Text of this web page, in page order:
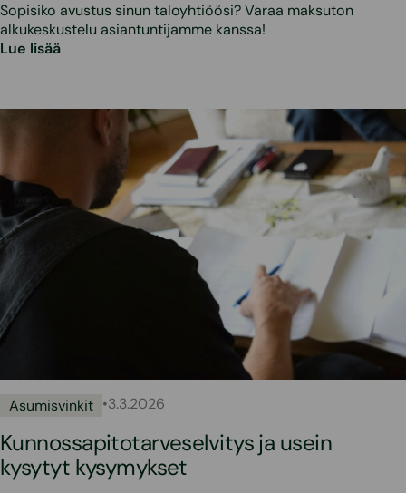
Sopisiko avustus sinun taloyhtiöösi? Varaa maksuton
alkukeskustelu asiantuntijamme kanssa!
Lue lisää
Asumisvinkit •3.3.2026
Kunnossapitotarveselvitys ja usein
kysytyt kysymykset